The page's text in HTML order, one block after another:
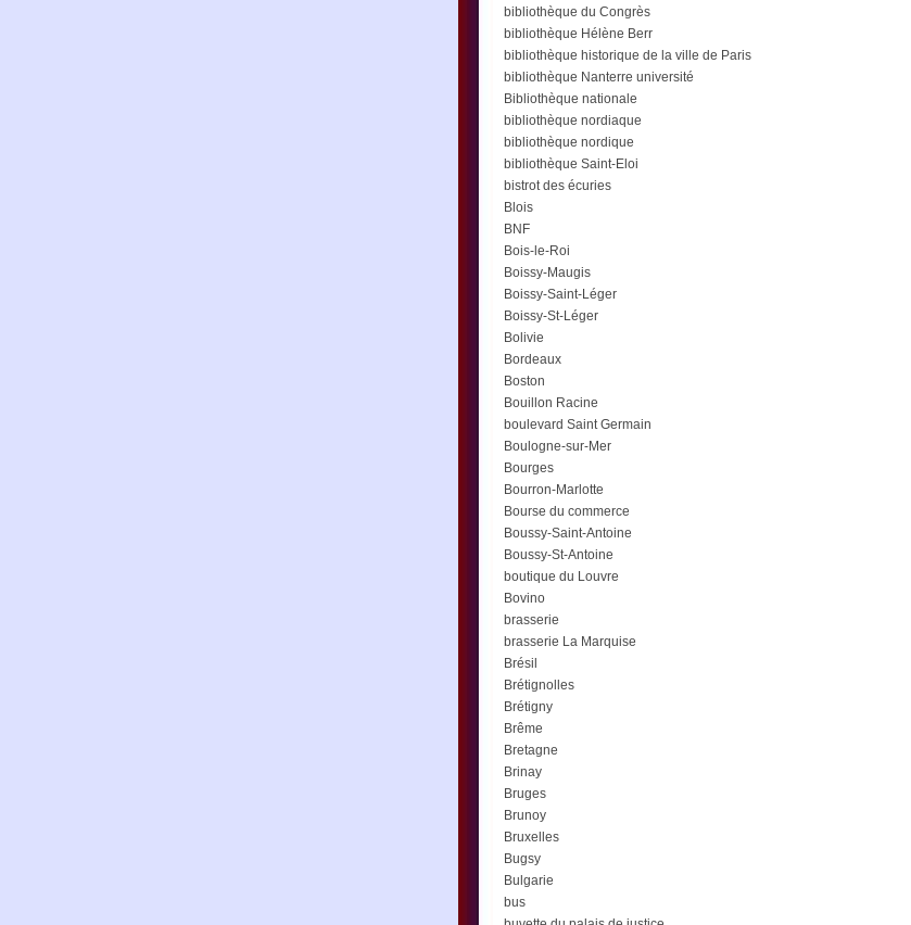
bibliothèque du Congrès
bibliothèque Hélène Berr
bibliothèque historique de la ville de Paris
bibliothèque Nanterre université
Bibliothèque nationale
bibliothèque nordiaque
bibliothèque nordique
bibliothèque Saint-Eloi
bistrot des écuries
Blois
BNF
Bois-le-Roi
Boissy-Maugis
Boissy-Saint-Léger
Boissy-St-Léger
Bolivie
Bordeaux
Boston
Bouillon Racine
boulevard Saint Germain
Boulogne-sur-Mer
Bourges
Bourron-Marlotte
Bourse du commerce
Boussy-Saint-Antoine
Boussy-St-Antoine
boutique du Louvre
Bovino
brasserie
brasserie La Marquise
Brésil
Brétignolles
Brétigny
Brême
Bretagne
Brinay
Bruges
Brunoy
Bruxelles
Bugsy
Bulgarie
bus